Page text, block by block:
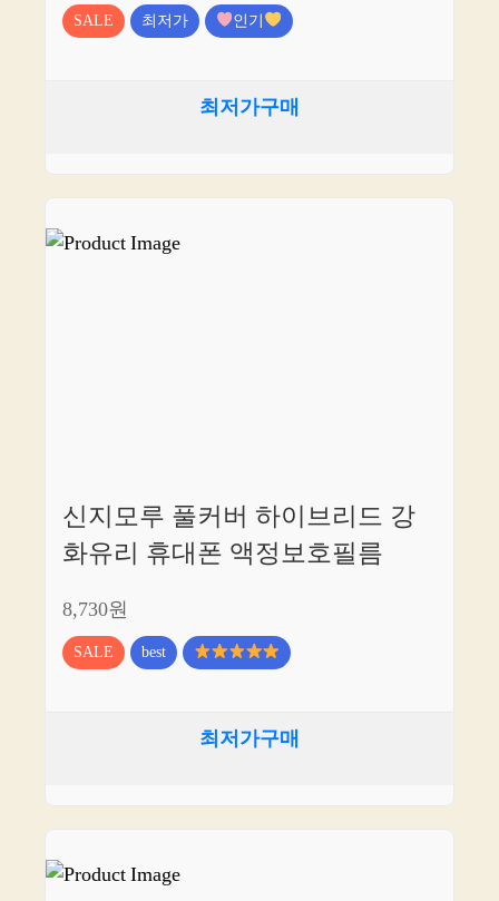
SALE 최저가 인기
최저가구매
신지모루 풀커버 하이브리드 강
화유리 휴대폰 액정보호필름
8,730원
SALE best
최저가구매